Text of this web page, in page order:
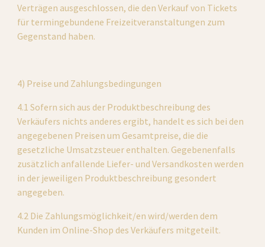
Verträgen ausgeschlossen, die den Verkauf von Tickets
für termingebundene Freizeitveranstaltungen zum
Gegenstand haben.
4) Preise und Zahlungsbedingungen
4.1 Sofern sich aus der Produktbeschreibung des
Verkäufers nichts anderes ergibt, handelt es sich bei den
angegebenen Preisen um Gesamtpreise, die die
gesetzliche Umsatzsteuer enthalten. Gegebenenfalls
zusätzlich anfallende Liefer- und Versandkosten werden
in der jeweiligen Produktbeschreibung gesondert
angegeben.
4.2 Die Zahlungsmöglichkeit/en wird/werden dem
Kunden im Online-Shop des Verkäufers mitgeteilt.